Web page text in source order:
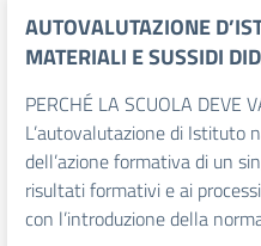
AUTOVALUTAZIONE
MATERIALI E SUSSIDI
PERCHÉ LA SCUOLA DEVE
L’autovalutazione di Istituto
dell’azione formativa di un
risultati formativi e ai
con l’introduzione della